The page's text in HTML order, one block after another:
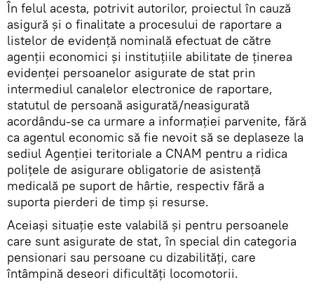
În felul acesta, potrivit autorilor, proiectul în cauză
asigură și o finalitate a procesului de raportare a
listelor de evidență nominală efectuat de către
agenții economici și instituțiile abilitate de ținerea
evidenței persoanelor asigurate de stat prin
intermediul canalelor electronice de raportare,
statutul de persoană asigurată/neasigurată
acordându-se ca urmare a informației parvenite, fără
ca agentul economic să fie nevoit să se deplaseze la
sediul Agenției teritoriale a CNAM pentru a ridica
polițele de asigurare obligatorie de asistență
medicală pe suport de hârtie, respectiv fără a
suporta pierderi de timp și resurse.
Aceiași situație este valabilă și pentru persoanele
care sunt asigurate de stat, în special din categoria
pensionari sau persoane cu dizabilități, care
întâmpină deseori dificultăți locomotorii.